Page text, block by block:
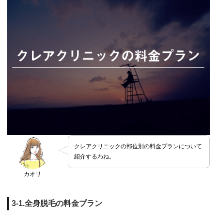
カオリ
クレアクリニックの部位別の料金プランについて
紹介するわね。
3-1.全身脱毛の料金プラン